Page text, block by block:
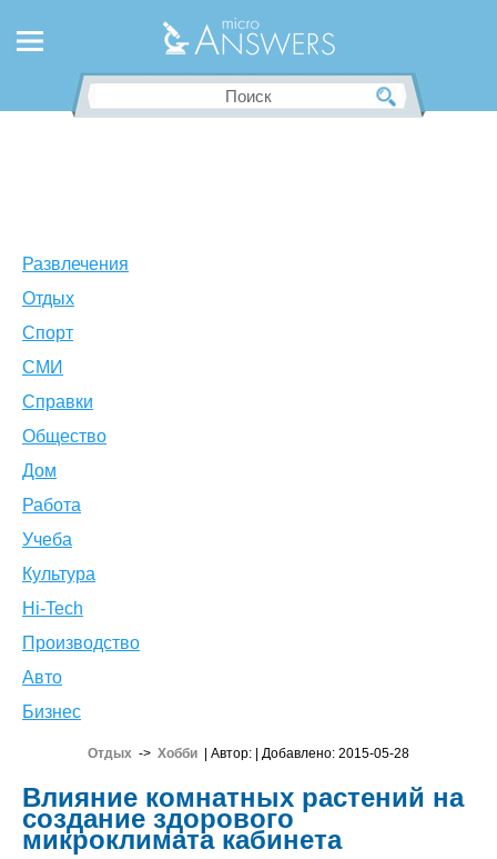
Развлечения
Отдых
Спорт
СМИ
Справки
Общество
Дом
Работа
Учеба
Культура
Hi-Tech
Производство
Авто
Бизнес
Отдых -> Хобби | Автор: | Добавлено: 2015-05-28
Влияние комнатных растений на
создание здорового
микроклимата кабинета